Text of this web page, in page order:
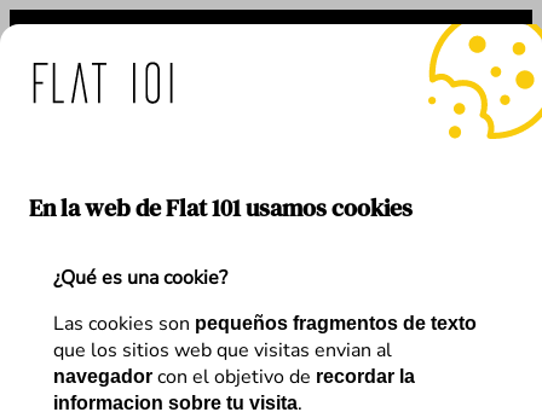
En la web de Flat 101 usamos cookies
¿Qué es una cookie?
Las cookies son pequeños fragmentos de texto
que los sitios web que visitas envian al
navegador con el objetivo de recordar la
informacion sobre tu visita.
Saltar
contenido
Etiqueta:neuromarketing